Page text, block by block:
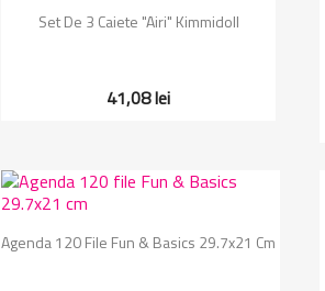
 Vizualizare rapida
Set De 3 Caiete "Airi" Kimmidoll
41,08 lei
Vizualizare rapida
Agenda 120 File Fun & Basics 29.7x21 Cm